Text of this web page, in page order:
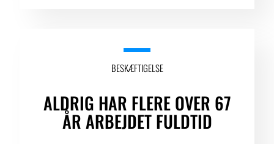
BESKÆFTIGELSE
ALDRIG HAR FLERE OVER 67
ÅR ARBEJDET FULDTID